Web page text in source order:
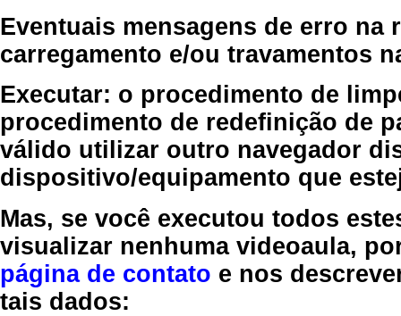
Eventuais mensagens de erro
carregamento e/ou travamentos
Executar: o procedimento de
procedimento de redefinição de
válido utilizar outro navegador
dispositivo/equipamento que
Mas, se você executou todos
visualizar nenhuma videoaula,
página de contato e nos
tais dados: